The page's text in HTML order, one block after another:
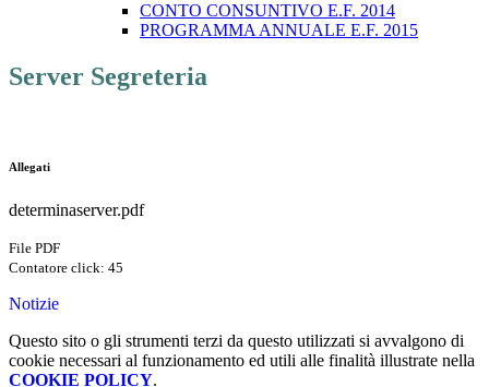
CONTO CONSUNTIVO E.F. 2014
PROGRAMMA ANNUALE E.F. 2015
Server Segreteria
Allegati
determinaserver.pdf
File PDF
Contatore click: 45
Notizie
Questo sito o gli strumenti terzi da questo utilizzati si avvalgono di
cookie necessari al funzionamento ed utili alle finalità illustrate nella
COOKIE POLICY.